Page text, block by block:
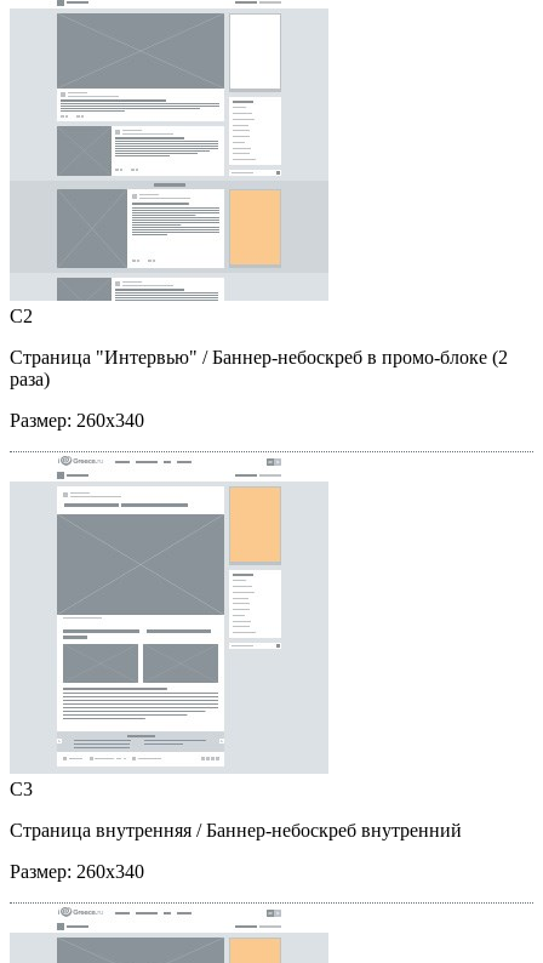
C2
Страница "Интервью" / Баннер-небоскреб в промо-блоке (2
раза)
Размер: 260x340
C3
Страница внутренняя / Баннер-небоскреб внутренний
Размер: 260x340